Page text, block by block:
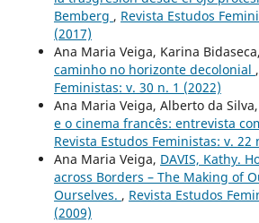
Bemberg , Revista Estudos
(2017)
Ana Maria Veiga, Karina Bidaseca,
caminho no horizonte decolonial ,
Feministas: v. 30 n. 1 (2022)
Ana Maria Veiga, Alberto da Silva,
e o cinema francês: entrevista
Revista Estudos Feministas: v. 22
Ana Maria Veiga, DAVIS, Kathy.
across Borders – The Making of
Ourselves. , Revista Estudos
(2009)